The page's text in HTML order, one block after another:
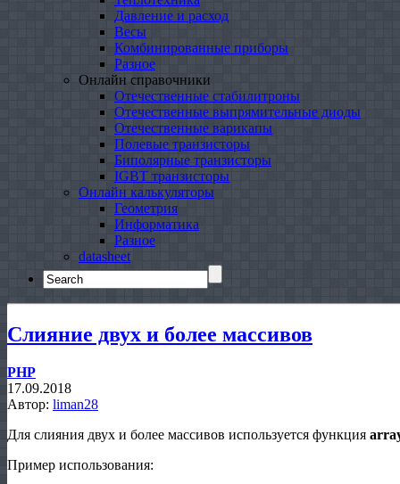
Давление и расход
Весы
Комбинированные приборы
Разное
Онлайн справочники
Отечественные стабилитроны
Отечественные выпрямительные диоды
Отечественные варикапы
Полевые транзисторы
Биполярные транзисторы
IGBT транзисторы
Онлайн калькуляторы
Геометрия
Информатика
Разное
datasheet
Search
for:
Слияние двух и более массивов
PHP
17.09.2018
Автор: liman28
Для слияния двух и более массивов используется функция
Пример использования: